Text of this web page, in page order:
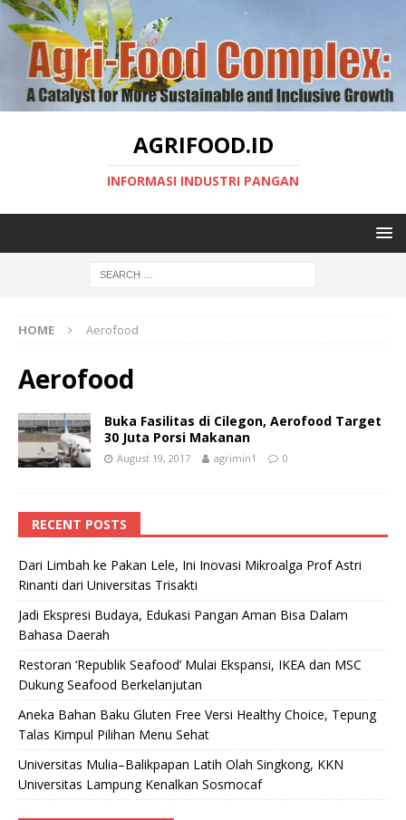
AGRIFOOD.ID
INFORMASI INDUSTRI PANGAN
HOME Aerofood
Aerofood
Buka Fasilitas di Cilegon, Aerofood Target
30 Juta Porsi Makanan
August 19, 2017 agrimin1 0
RECENT POSTS
Dari Limbah ke Pakan Lele, Ini Inovasi Mikroalga Prof Astri
Rinanti dari Universitas Trisakti
Jadi Ekspresi Budaya, Edukasi Pangan Aman Bisa Dalam
Bahasa Daerah
Restoran ‘Republik Seafood’ Mulai Ekspansi, IKEA dan MSC
Dukung Seafood Berkelanjutan
Aneka Bahan Baku Gluten Free Versi Healthy Choice, Tepung
Talas Kimpul Pilihan Menu Sehat
Universitas Mulia–Balikpapan Latih Olah Singkong, KKN
Universitas Lampung Kenalkan Sosmocaf